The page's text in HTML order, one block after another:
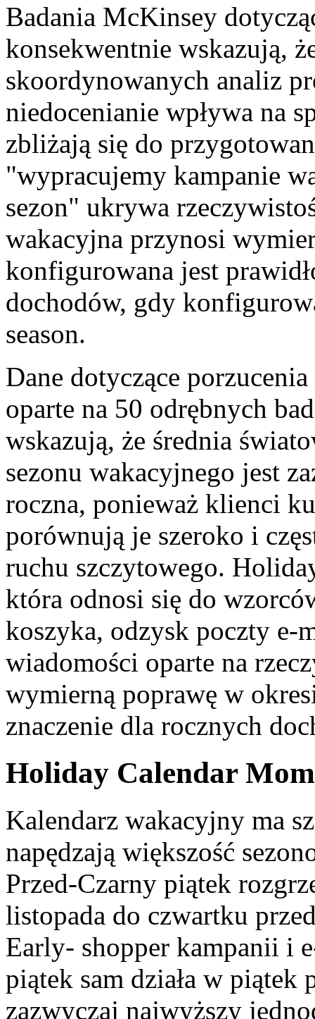
Badania McKinsey
konsekwentnie wskazują,
skoordynowanych analiz
niedocenianie wpływa na
zbliżają się do
"wypracujemy kampanie
sezon" ukrywa
wakacyjna przynosi
konfigurowana jest
dochodów, gdy
season.
Dane dotyczące
oparte na 50 odrębnych
wskazują, że średnia
sezonu wakacyjnego jest
roczna, ponieważ klienci
porównują je szeroko i
ruchu szczytowego.
która odnosi się do
koszyka, odzysk poczty e-
wiadomości oparte na
wymierną poprawę w
znaczenie dla rocznych
Holiday Calendar
Kalendarz wakacyjny ma
napędzają większość
Przed-Czarny piątek
listopada do czwartku
Early- shopper kampanii i
piątek sam działa w
zazwyczaj najwyższy